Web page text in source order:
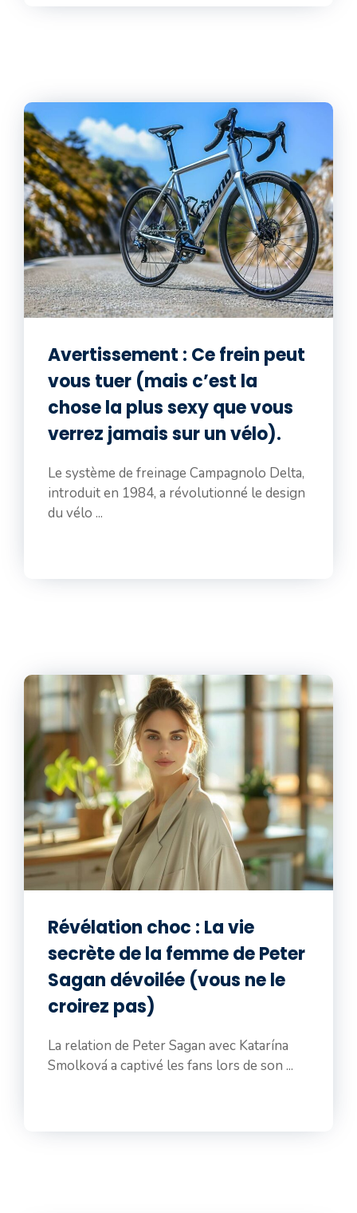
Avertissement : Ce frein peut
vous tuer (mais c’est la
chose la plus sexy que vous
verrez jamais sur un vélo).
Le système de freinage Campagnolo Delta,
introduit en 1984, a révolutionné le design
du vélo ...
Révélation choc : La vie
secrète de la femme de Peter
Sagan dévoilée (vous ne le
croirez pas)
La relation de Peter Sagan avec Katarína
Smolková a captivé les fans lors de son ...